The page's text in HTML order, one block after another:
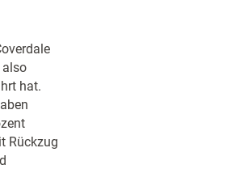
also
hat.
Rückzug